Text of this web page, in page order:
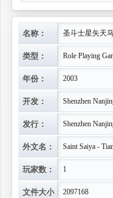
名称： 圣斗士星矢天
类型： Role Playing
年份： 2003
开发： Shenzhen
发行： Shenzhen
外文名： Saint Saiya -
玩家数： 1
文件大小： 2097168